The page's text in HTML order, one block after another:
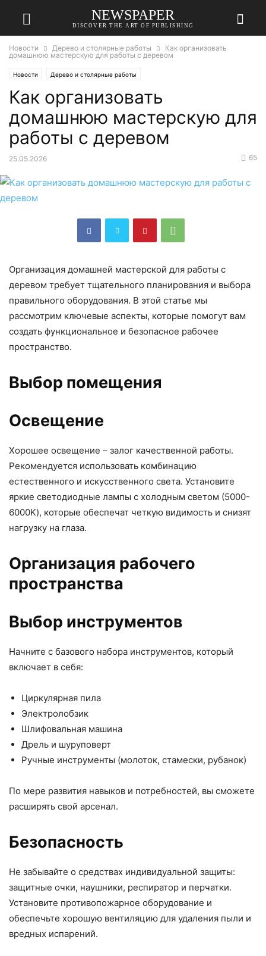
NEWSPAPER
DISCOVER THE ART OF PUBLISHING
Новости Дерево и столярные работы
Как организовать
домашнюю мастерскую для работы с деревом
Новости Дерево и столярные работы
Как организовать
домашнюю мастерскую для
работы с деревом
25.05.2026 65
Организация домашней мастерской для работы с
деревом требует тщательного планирования и выбора
правильного оборудования. В этой статье мы
рассмотрим ключевые аспекты, которые помогут вам
создать функциональное и безопасное рабочее
пространство.
Выбор помещения
Освещение
Хорошее освещение – залог качественной работы.
Рекомендуется использовать комбинацию
естественного и искусственного света. Установите
яркие светодиодные лампы с холодным светом (5000-
6000K), которые обеспечат четкую видимость и снизят
нагрузку на глаза.
Организация рабочего
пространства
Выбор инструментов
Начните с базового набора инструментов, который
включает в себя:
Циркулярная пила
Электролобзик
Шлифовальная машина
Дрель и шуруповерт
Ручные инструменты (молоток, стамески, рубанок)
По мере развития навыков и потребностей, вы сможете
расширять свой арсенал.
Безопасность
Не забывайте о средствах индивидуальной защиты:
защитные очки, наушники, респиратор и перчатки.
Установите противопожарное оборудование и
обеспечьте хорошую вентиляцию для удаления пыли и
вредных испарений.